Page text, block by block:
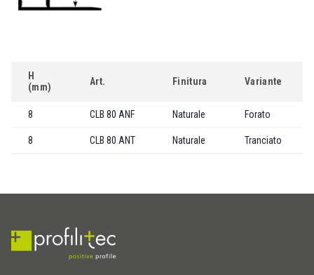
H
(mm)
Art. Finitura Variante
8 CLB 80 ANF Naturale Forato
8 CLB 80 ANT Naturale Tranciato